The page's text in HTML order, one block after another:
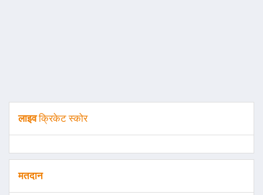
लाइवक्रिकेट स्कोर
मतदान